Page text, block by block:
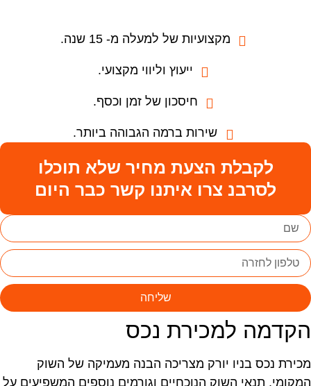
מקצועיות של למעלה מ- 15 שנה.
ייעוץ וליווי מקצועי.
חיסכון של זמן וכסף.
שירות ברמה הגבוהה ביותר.
לקבלת הצעת מחיר שלא תוכלו
לסרבנ צרו איתנו קשר כבר היום
שליחה
למכירת נכס
נכס בניו יורק מצריכה הבנה מעמיקה של השוק
תנאי השוק הנוכחיים וגורמים נוספים המשפיעים על